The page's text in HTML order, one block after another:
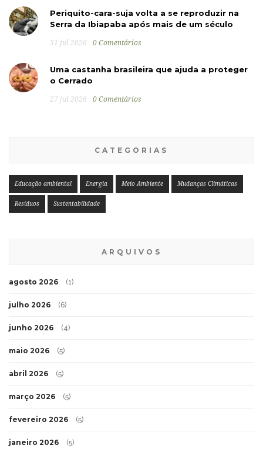
Periquito-cara-suja volta a se reproduzir na
Serra da Ibiapaba após mais de um século
31 jul 2026 0 Comentários
Uma castanha brasileira que ajuda a proteger
o Cerrado
27 jul 2026 0 Comentários
CATEGORIAS
Educação ambiental Energia Meio Ambiente Mudanças Climáticas
Resíduos Sustentabilidade
ARQUIVOS
agosto 2026 (1)
julho 2026 (6)
junho 2026 (4)
maio 2026 (5)
abril 2026 (5)
março 2026 (5)
fevereiro 2026 (5)
janeiro 2026 (5)